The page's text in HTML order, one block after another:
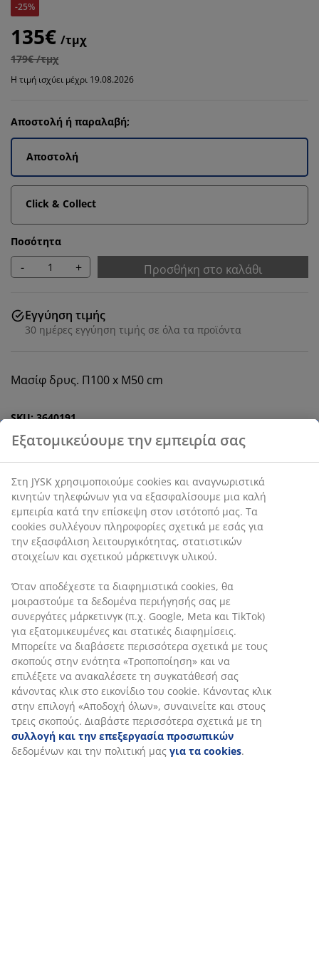
-25%
135€ /τμχ
179€ /τμχ
Η τιμή ισχύει μέχρι 19.08.2026
Αποστολή ή παραλαβή;
Αποστολή
Click & Collect
Ποσότητα
- + Προσθήκη στο καλάθι
Εγγύηση τιμής
30 ημέρες εγγύηση τιμής σε όλα τα προϊόντα
Μασίφ δρυς. Π100 x Μ50 cm
SKU: 3640191
Οδηγίες Συναρμολόγησης
Χαρακτηριστικά προϊόντος
Αξιολογήσεις
(5)
Σχετικά με τη μάρκα
Αποστολή
Εξατομικεύουμε την εμπειρία σας
Στη JYSK χρησιμοποιούμε cookies και αναγνωριστικά
κινητών τηλεφώνων για να εξασφαλίσουμε μια καλή
εμπειρία κατά την επίσκεψη στον ιστότοπό μας. Τα
cookies συλλέγουν πληροφορίες σχετικά με εσάς για
την εξασφάλιση λειτουργικότητας, στατιστικών
στοιχείων και σχετικού μάρκετινγκ υλικού.
Όταν αποδέχεστε τα διαφημιστικά cookies, θα
μοιραστούμε τα δεδομένα περιήγησής σας με
συνεργάτες μάρκετινγκ (π.χ. Google, Meta και TikTok)
για εξατομικευμένες και στατικές διαφημίσεις.
Μπορείτε να διαβάσετε περισσότερα σχετικά με τους
σκοπούς στην ενότητα «Τροποποίηση» και να
επιλέξετε να ανακαλέσετε τη συγκατάθεσή σας
κάνοντας κλικ στο εικονίδιο του cookie. Κάνοντας κλικ
στην επιλογή «Αποδοχή όλων», συναινείτε και στους
τρεις σκοπούς. Διαβάστε περισσότερα σχετικά με τη
συλλογή και την επεξεργασία προσωπικών
δεδομένων και την πολιτική μας για τα cookies.